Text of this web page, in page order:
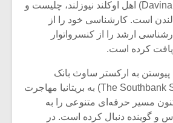
داوینا شوم (Davina Shum) اهل اوکلند نیوزلند، چلیست و
لندن است. کارشناسی خود را از
ارشد را از کنسرواتوار
کرده است.
۲۰۱۳ برای پیوستن به ارکستر ساوث بانک
سیمفونیا (The Southbank Simfonia) به بریتانیا مهاجرت
مسیر حرفه‌ای متنوعی را به
و گوینده دنبال کرده است. در